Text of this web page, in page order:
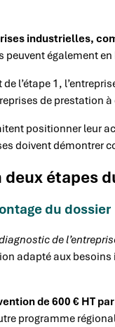
industrielles,
peuvent également
l’étape 1,
de prestation
positionner leur
doivent démontrer
étapes
du dossier
de
adapté aux
de 600 € HT
programme